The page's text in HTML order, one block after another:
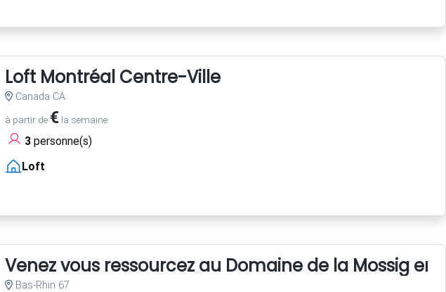
Loft Montréal Centre-Ville
Canada CA
à partir de €la semaine
3personne(s)
Loft
Venez vous ressourcez au Domaine de la Mossig en
Bas-Rhin 67